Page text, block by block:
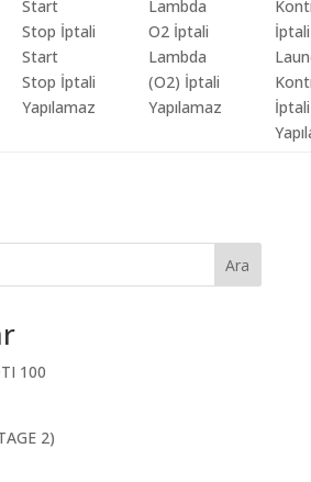
Start
Stop İptali
Yapılamaz
Lambda
(O2) İptali
Yapılamaz
İptali
Ara
100
2)